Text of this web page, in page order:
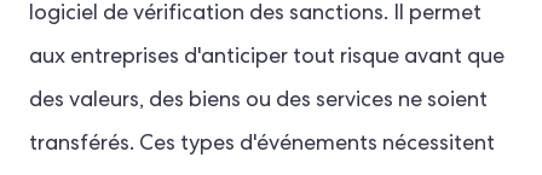
logiciel de vérification des sanctions. Il permet
aux entreprises d'anticiper tout risque avant que
des valeurs, des biens ou des services ne soient
transférés. Ces types d'événements nécessitent